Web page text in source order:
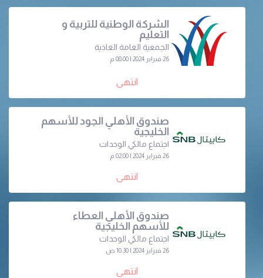
الشركة الوطنية للتربية و
التعليم
الجمعية العامة العادية
26 فبراير 2024 | 08:00 م
انتهى
صندوق الأهلي الجود للأسهم
الخليجية
اجتماع مالكي الوحدات
26 فبراير 2024 | 02:00 م
انتهى
صندوق الأهلي العطاء
للأسهم الخليجية
اجتماع مالكي الوحدات
26 فبراير 2024 | 10:30 ص
انتهى